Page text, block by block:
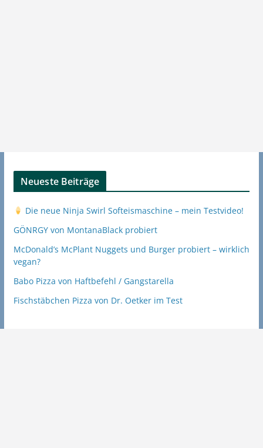
Neueste Beiträge
Die neue Ninja Swirl Softeismaschine – mein Testvideo!
GÖNRGY von MontanaBlack probiert
McDonald’s McPlant Nuggets und Burger probiert – wirklich
vegan?
Babo Pizza von Haftbefehl / Gangstarella
Fischstäbchen Pizza von Dr. Oetker im Test